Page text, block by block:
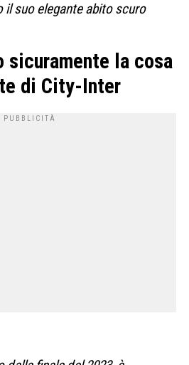
suo elegante abito scuro
sicuramente la cosa
di City-Inter